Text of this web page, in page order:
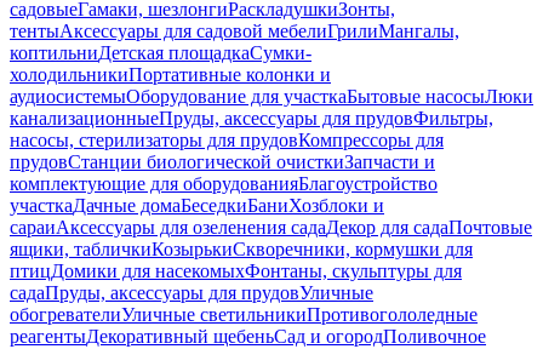
садовыеГамаки, шезлонгиРаскладушкиЗонты,
тентыАксессуары для садовой мебелиГрилиМангалы,
коптильниДетская площадкаСумки-
холодильникиПортативные колонки и
аудиосистемыОборудование для участкаБытовые насосыЛюки
канализационныеПруды, аксессуары для прудовФильтры,
насосы, стерилизаторы для прудовКомпрессоры для
прудовСтанции биологической очисткиЗапчасти и
комплектующие для оборудованияБлагоустройство
участкаДачные домаБеседкиБаниХозблоки и
сараиАксессуары для озеленения садаДекор для садаПочтовые
ящики, табличкиКозырькиСкворечники, кормушки для
птицДомики для насекомыхФонтаны, скульптуры для
садаПруды, аксессуары для прудовУличные
обогревателиУличные светильникиПротивогололедные
реагентыДекоративный щебеньСад и огородПоливочное